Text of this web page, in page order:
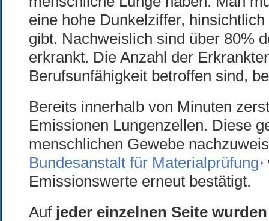
eine hohe Dunkelziffer,
gibt. Nachweislich sind über 80%
erkrankt. Die Anzahl der
Berufsunfähigkeit betroffen sind,
Bereits innerhalb von Minuten
Emissionen Lungenzellen. Diese
menschlichen Gewebe
Bundesanstalt für Materialprüfung
Emissionswerte erneut bestätigt.
Aufjeder einzelnen Seite